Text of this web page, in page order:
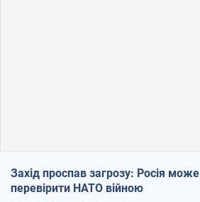
Захід проспав загрозу: Росія може
перевірити НАТО війною